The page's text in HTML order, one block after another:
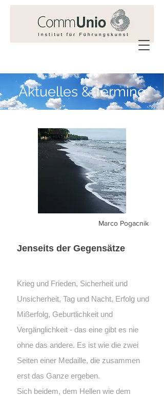
Aktuelles & Termine
Marco Pogacnik
Jenseits der Gegensätze
Krieg und Frieden, Sicherheit und
Unsicherheit, Tag und Nacht, Erfolg und
Mißerfolg, Geburtlichkeit und
Vergänglichkeit - das eine gibt es nie
ohne das andere. Es ist wie die zwei
Seiten einer Medaille, die zusammen
erst das Ganze ergeben.
Sich beidem, dem Hellen wie dem